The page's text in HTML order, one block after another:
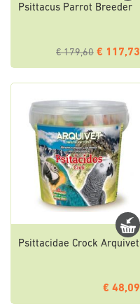
Psittacus Parrot Breeder
€ 179,60 € 117,73
Psittacidae Crock Arquivet
€ 48,09